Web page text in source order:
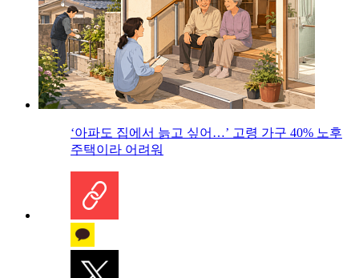
‘아파도 집에서 늙고 싶어…’ 고령 가구 40% 노후
주택이라 어려워